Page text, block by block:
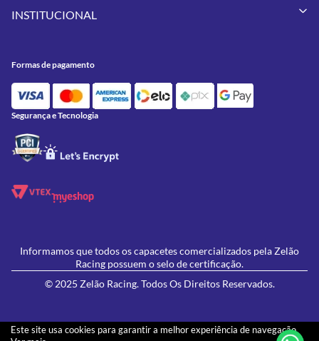
Este site usa cookies para garantir a melhor experiência de navegação.
Pneus
Utilidades
Feminino
Lançamentos
Meus Pedidos
Política de Privacidade
Política de Campanhas e promoções
INSTITUCIONAL
Contato
Oficina/Serviços
Formas de pagamento
Segurança e Tecnologia
Informamos que todos os capacetes comercializados pela Zelão
Racing possuem o selo de certificação.
© 2025 Zelão Racing. Todos Os Direitos Reservados.